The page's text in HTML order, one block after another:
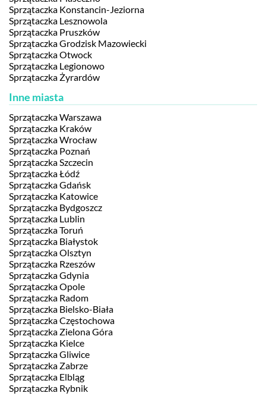
Sprzątaczka Konstancin-Jeziorna
Sprzątaczka Lesznowola
Sprzątaczka Pruszków
Sprzątaczka Grodzisk Mazowiecki
Sprzątaczka Otwock
Sprzątaczka Legionowo
Sprzątaczka Żyrardów
Inne miasta
Sprzątaczka Warszawa
Sprzątaczka Kraków
Sprzątaczka Wrocław
Sprzątaczka Poznań
Sprzątaczka Szczecin
Sprzątaczka Łódź
Sprzątaczka Gdańsk
Sprzątaczka Katowice
Sprzątaczka Bydgoszcz
Sprzątaczka Lublin
Sprzątaczka Toruń
Sprzątaczka Białystok
Sprzątaczka Olsztyn
Sprzątaczka Rzeszów
Sprzątaczka Gdynia
Sprzątaczka Opole
Sprzątaczka Radom
Sprzątaczka Bielsko-Biała
Sprzątaczka Częstochowa
Sprzątaczka Zielona Góra
Sprzątaczka Kielce
Sprzątaczka Gliwice
Sprzątaczka Zabrze
Sprzątaczka Elbląg
Sprzątaczka Rybnik